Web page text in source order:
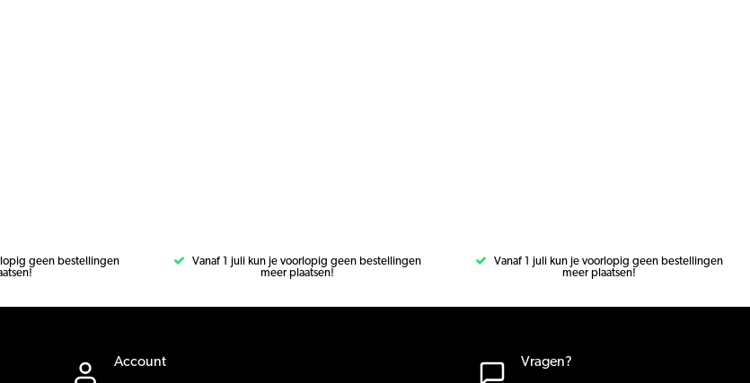
geen bestellingen
Vanaf 1 juli kun je voorlopig geen bestellingen
meer plaatsen!
Vanaf 1 juli kun je voorlopig geen bestellingen
meer plaatsen!
Account
Vragen?